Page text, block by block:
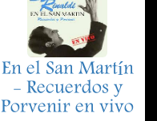
En el San Martín
- Recuerdos y
Porvenir en vivo